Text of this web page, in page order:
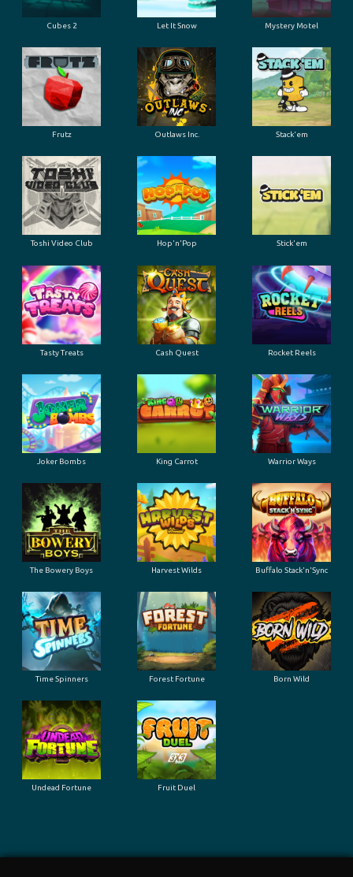
Cubes 2 Let It Snow Mystery Motel
Frutz Outlaws Inc. Stack'em
Toshi Video Club Hop'n'Pop Stick'em
Tasty Treats Cash Quest Rocket Reels
Joker Bombs King Carrot Warrior Ways
The Bowery Boys Harvest Wilds Buffalo Stack'n'Sync
Time Spinners Forest Fortune Born Wild
Undead Fortune Fruit Duel